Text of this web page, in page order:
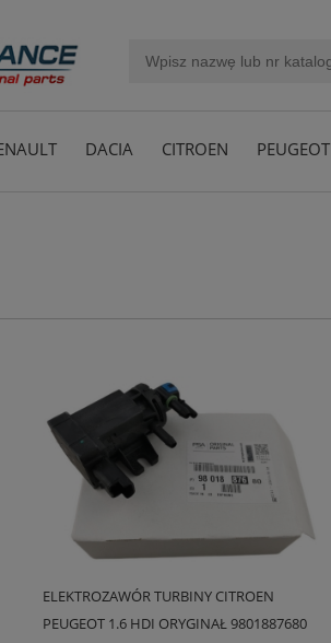
DACIA CITROEN PEUGEOT
ELEKTROZAWÓR TURBINY CITROEN
PEUGEOT 1.6 HDI ORYGINAŁ 9801887680